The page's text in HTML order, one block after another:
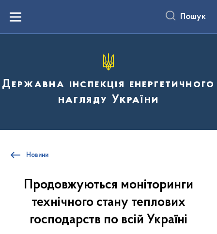
вмістуMenu Пошук
Державна інспекція енергетичного
нагляду України
Новини
Продовжуються моніторинги
технічного стану теплових
господарств по всій Україні